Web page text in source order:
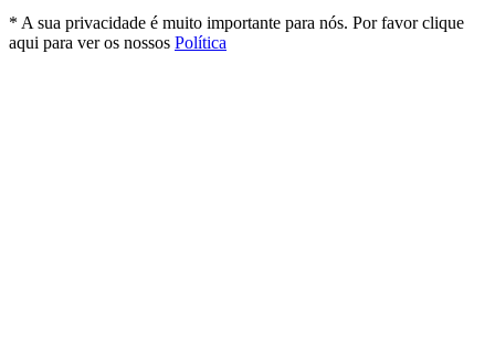
* A sua privacidade é muito importante para nós. Por favor clique
aqui para ver os nossos Política